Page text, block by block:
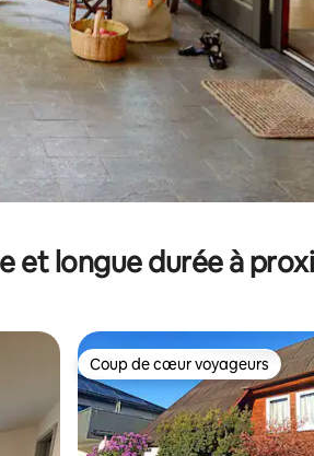
et longue durée à
Coup de cœur voyageurs
Coup de cœur voyageurs